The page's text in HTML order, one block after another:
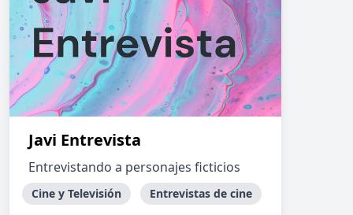
Javi Entrevista
Entrevistando a personajes ficticios
Cine y Televisión Entrevistas de cine